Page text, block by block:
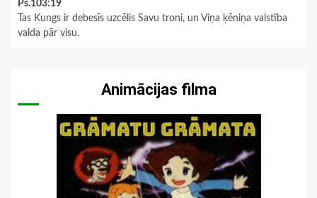
Ps.103:19
Tas Kungs ir debesīs uzcēlis Savu troni, un Viņa ķēniņa valstība
valda pār visu.
Animācijas filma